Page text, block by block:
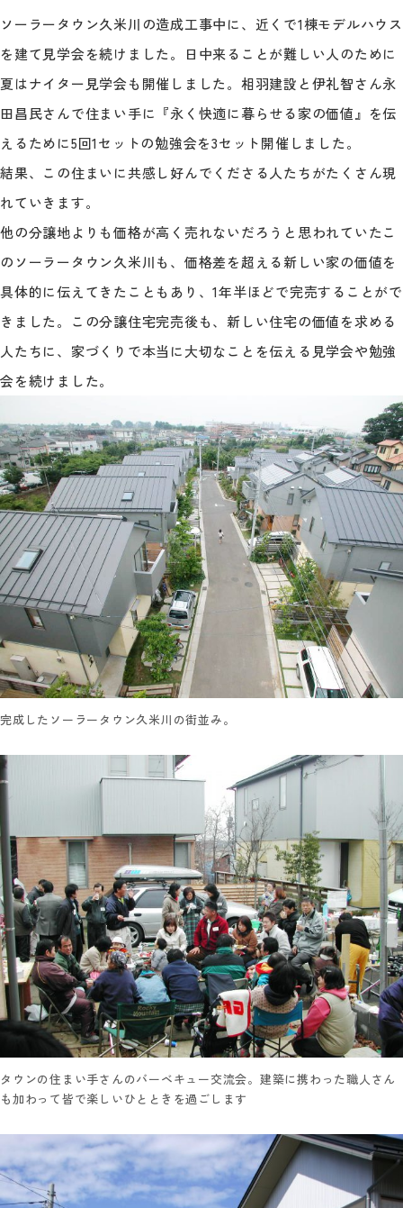
ソーラータウン久米川の造成工事中に、近くで1棟モデルハウス
を建て見学会を続けました。日中来ることが難しい人のために
夏はナイター見学会も開催しました。相羽建設と伊礼智さん永
田昌民さんで住まい手に『永く快適に暮らせる家の価値』を伝
えるために5回1セットの勉強会を3セット開催しました。
結果、この住まいに共感し好んでくださる人たちがたくさん現
れていきます。
他の分譲地よりも価格が高く売れないだろうと思われていたこ
のソーラータウン久米川も、価格差を超える新しい家の価値を
具体的に伝えてきたこともあり、1年半ほどで完売することがで
きました。この分譲住宅完売後も、新しい住宅の価値を求める
人たちに、家づくりで本当に大切なことを伝える見学会や勉強
会を続けました。
完成したソーラータウン久米川の街並み。
タウンの住まい手さんのバーベキュー交流会。建築に携わった職人さん
も加わって皆で楽しいひとときを過ごします